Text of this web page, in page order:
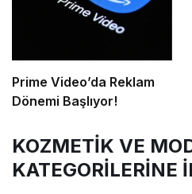
Prime Video’da Reklam
Dönemi Başlıyor!
KOZMETİK VE
KATEGORİLERİNE